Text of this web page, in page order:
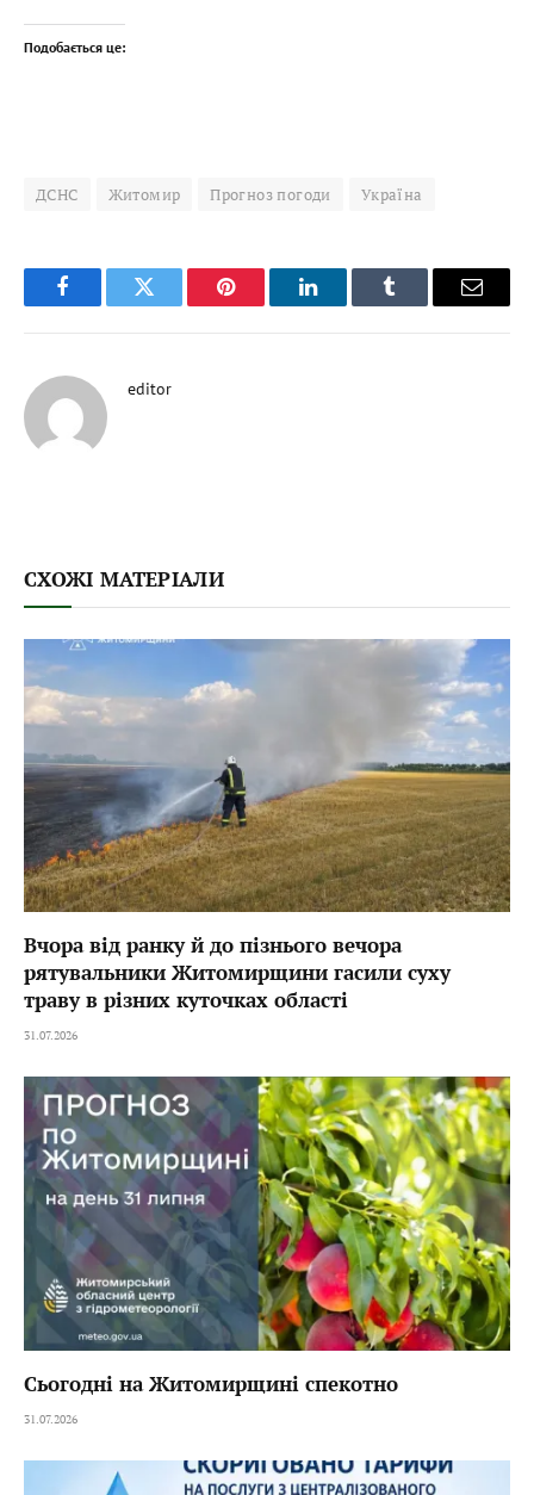
Подобається це:
ДСНС Житомир Прогноз погоди Україна
FacebookTwitter Pinterest LinkedInTumblr Email
editor
СХОЖІ МАТЕРІАЛИ
Вчора від ранку й до пізнього вечора
рятувальники Житомирщини гасили суху
траву в різних куточках області
31.07.2026
Сьогодні на Житомирщині спекотно
31.07.2026